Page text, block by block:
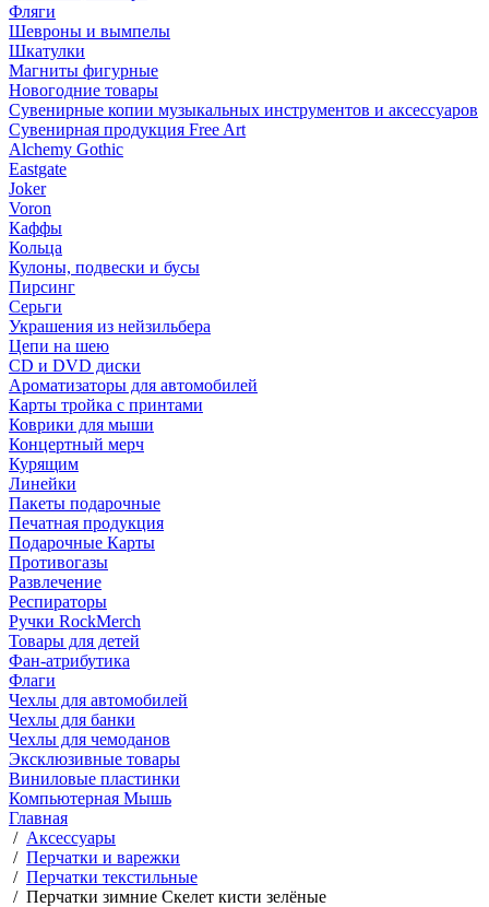
Фляги
Шевроны и вымпелы
Шкатулки
Магниты фигурные
Новогодние товары
Сувенирные копии музыкальных инструментов и аксессуаров
Сувенирная продукция Free Art
Alchemy Gothic
Eastgate
Joker
Voron
Каффы
Кольца
Кулоны, подвески и бусы
Пирсинг
Серьги
Украшения из нейзильбера
Цепи на шею
CD и DVD диски
Ароматизаторы для автомобилей
Карты тройка с принтами
Коврики для мыши
Концертный мерч
Курящим
Линейки
Пакеты подарочные
Печатная продукция
Подарочные Карты
Противогазы
Развлечение
Респираторы
Ручки RockMerch
Товары для детей
Фан-атрибутика
Флаги
Чехлы для автомобилей
Чехлы для банки
Чехлы для чемоданов
Эксклюзивные товары
Виниловые пластинки
Компьютерная Мышь
Главная
/ Аксессуары
/ Перчатки и варежки
/ Перчатки текстильные
/ Перчатки зимние Скелет кисти зелёные